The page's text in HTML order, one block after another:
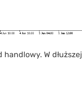
W dłuższej